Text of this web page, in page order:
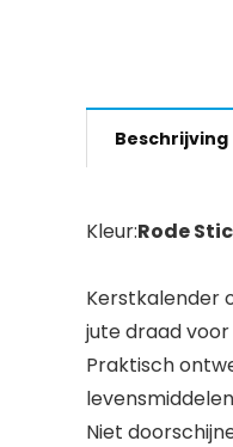
Beschrijving
Kleur:Rode
Kerstkalender
jute draad
Praktisch
Niet